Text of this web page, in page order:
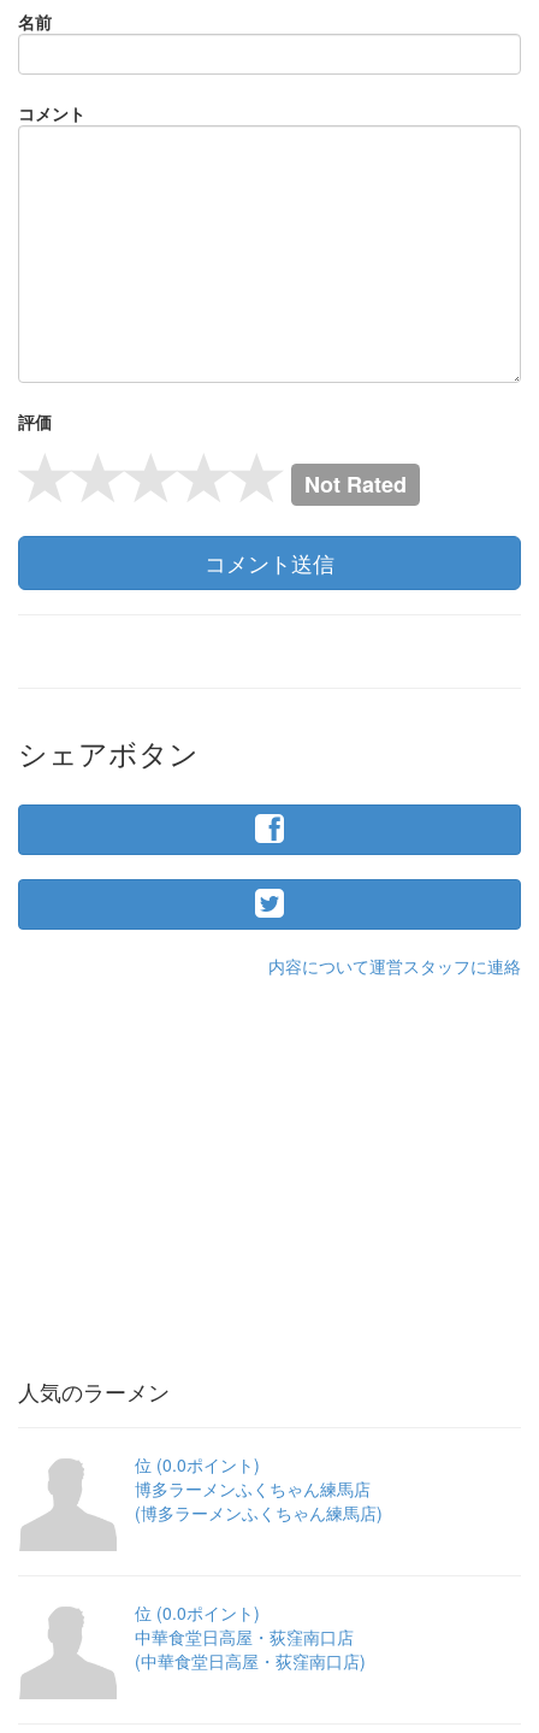
名前
コメント
評価
Not Rated
コメント送信
シェアボタン
内容について運営スタッフに連絡
人気のラーメン
位 (0.0ポイント)
博多ラーメンふくちゃん練馬店
(博多ラーメンふくちゃん練馬店)
位 (0.0ポイント)
中華食堂日高屋・荻窪南口店
(中華食堂日高屋・荻窪南口店)